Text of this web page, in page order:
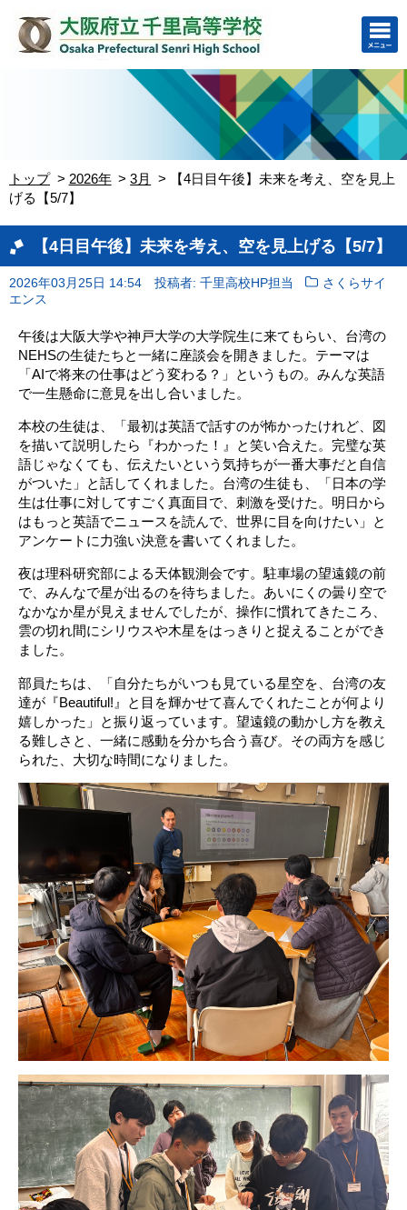
トップ 2026年 3月
【4日目午後】未来を考え、空を見上
げる【5/7】
【4日目午後】未来を考え、空を見上げる【5/7】
2026年03月25日 14:54 投稿者: 千里高校HP担当
さくらサイ
エンス
午後は大阪大学や神戸大学の大学院生に来てもらい、台湾の
NEHSの生徒たちと一緒に座談会を開きました。テーマは
「AIで将来の仕事はどう変わる？」というもの。みんな英語
で一生懸命に意見を出し合いました。
本校の生徒は、「最初は英語で話すのが怖かったけれど、図
を描いて説明したら『わかった！』と笑い合えた。完璧な英
語じゃなくても、伝えたいという気持ちが一番大事だと自信
がついた」と話してくれました。台湾の生徒も、「日本の学
生は仕事に対してすごく真面目で、刺激を受けた。明日から
はもっと英語でニュースを読んで、世界に目を向けたい」と
アンケートに力強い決意を書いてくれました。
夜は理科研究部による天体観測会です。駐車場の望遠鏡の前
で、みんなで星が出るのを待ちました。あいにくの曇り空で
なかなか星が見えませんでしたが、操作に慣れてきたころ、
雲の切れ間にシリウスや木星をはっきりと捉えることができ
ました。
部員たちは、「自分たちがいつも見ている星空を、台湾の友
達が『Beautiful!』と目を輝かせて喜んでくれたことが何より
嬉しかった」と振り返っています。望遠鏡の動かし方を教え
る難しさと、一緒に感動を分かち合う喜び。その両方を感じ
られた、大切な時間になりました。